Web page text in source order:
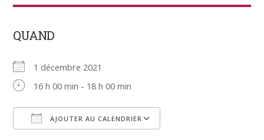
QUAND
1 décembre 2021
16 h 00 min - 18 h 00 min
AJOUTER AU CALENDRIER